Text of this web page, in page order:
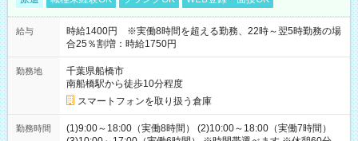
給与
時給1400円 ※実働8時間を超える勤務、22時～翌5時勤務の場
合25％割増：時給1750円
勤務地
千葉県船橋市
南船橋駅から徒歩10分程度
スマートフォンを取り扱う倉庫
勤務時間
(1)9:00～18:00（実働8時間） (2)10:00～18:00（実働7時間）